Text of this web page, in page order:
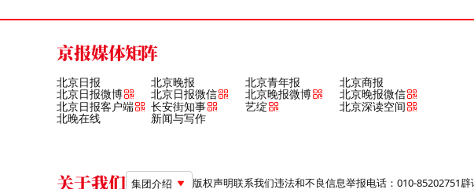
京报媒体矩阵
北京日报 北京晚报 北京青年报 北京商报
北京日报微博 北京日报微信 北京晚报微博
北京晚报微信
北京日报客户端
长安街知事 艺绽 北京深读空间
北晚在线 新闻与写作
关于我们 集团介绍 版权声明联系我们违法和不良信息举报电话：010-85202751